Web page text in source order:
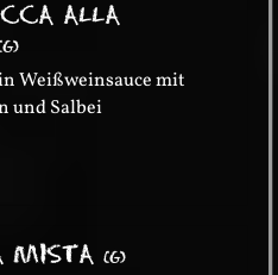
ALLA
G)
Weißweinsauce mit
und Salbei
MISTA(G)